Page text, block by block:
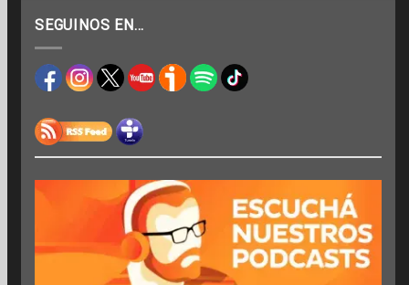
SEGUINOS EN…